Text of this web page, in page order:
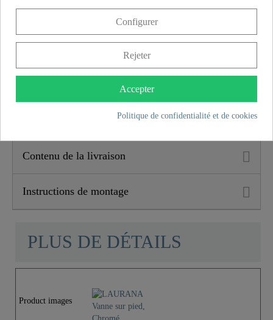
Avec la garantie du fabricant SCHÜTTE de 5 ans
(conformément aux conditions de garantie), la sécurité et la
satisfaction à long terme sont assurées. Cette promesse
contraignante souligne l'engagement pour la confiance et la
Caractéristiques du produit
Contenu de la livraison
Instructions de montage
PLUS DE DÉTAILS
Product images
Configurer
Rejeter
Accepter
Politique de confidentialité et de cookies